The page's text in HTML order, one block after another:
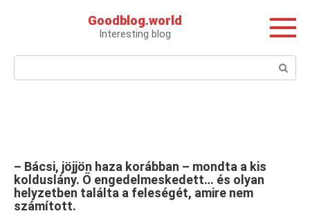
Goodblog.world
Interesting blog
Поиск:
– Bácsi, jöjjön haza korábban – mondta a kis
kolduslány. Ő engedelmeskedett… és olyan
helyzetben találta a feleségét, amire nem
számított.